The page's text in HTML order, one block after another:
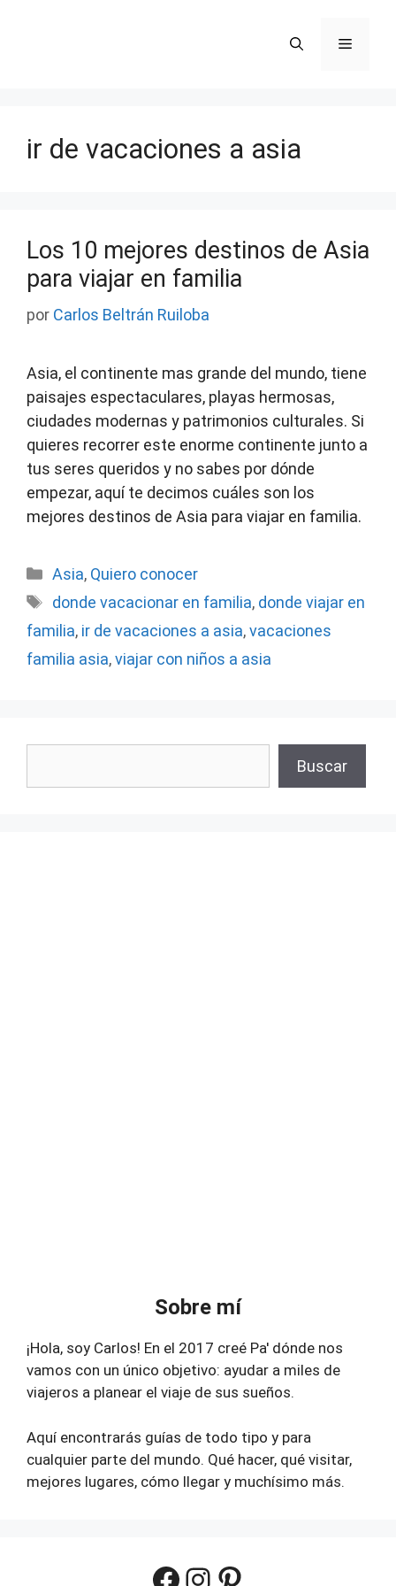
Menú
ir de vacaciones a asia
Los 10 mejores destinos de Asia
para viajar en familia
por Carlos Beltrán Ruiloba
Asia, el continente mas grande del mundo, tiene
paisajes espectaculares, playas hermosas,
ciudades modernas y patrimonios culturales. Si
quieres recorrer este enorme continente junto a
tus seres queridos y no sabes por dónde
empezar, aquí te decimos cuáles son los
mejores destinos de Asia para viajar en familia.
Categorías
Asia, Quiero conocer
Etiquetas
donde vacacionar en familia, donde viajar en
familia, ir de vacaciones a asia,vacaciones
familia asia,viajar con niños a asia
Buscar
Sobre mí
¡Hola, soy Carlos! En el 2017 creé Pa' dónde nos
vamos con un único objetivo: ayudar a miles de
viajeros a planear el viaje de sus sueños.
Aquí encontrarás guías de todo tipo y para
cualquier parte del mundo. Qué hacer, qué visitar,
mejores lugares, cómo llegar y muchísimo más.
Facebook
Instagram
Pinterest